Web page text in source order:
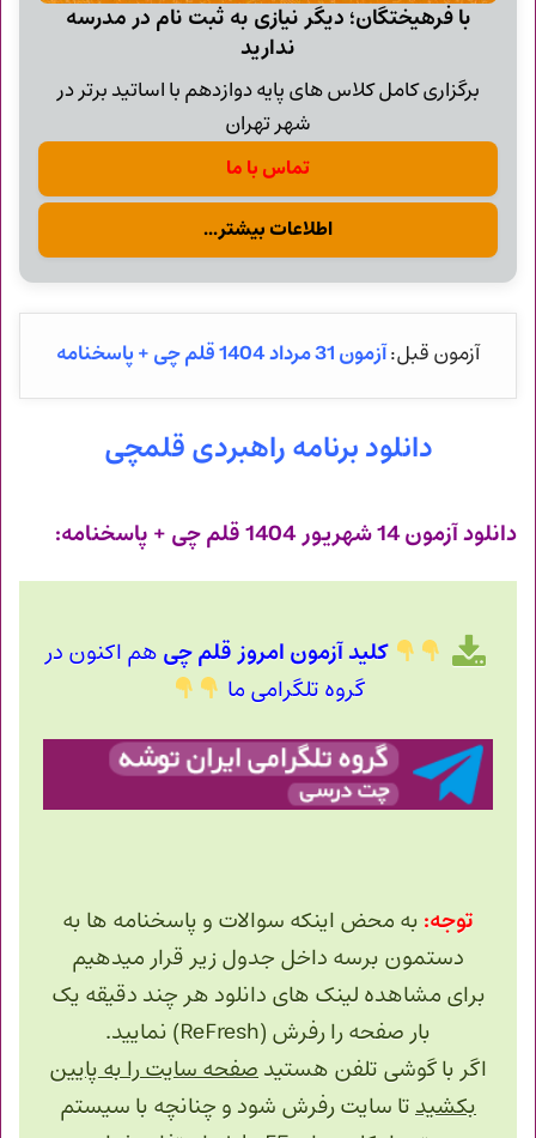
با فرهیختگان؛ دیگر نیازی به ثبت نام در مدرسه
ندارید
برگزاری کامل کلاس های پایه دوازدهم با اساتید برتر در
شهر تهران
تماس با ما
اطلاعات بیشتر...
آزمون قبل:آزمون 31 مرداد 1404 قلم چی + پاسخنامه
دانلود برنامه راهبردی قلمچی
دانلود آزمون 14 شهریور 1404 قلم چی + پاسخنامه:
کلید آزمون امروز قلم چی هم اکنون در
گروه تلگرامی ما
توجه: به محض اینکه سوالات و پاسخنامه ها به
دستمون برسه داخل جدول زیر قرار میدهیم
برای مشاهده لینک های دانلود هر چند دقیقه یک
بار صفحه را رفرش (ReFresh) نمایید.
اگر با گوشی تلفن هستیدصفحه سایت را به پایین
بکشیدتا سایت رفرش شود و چنانچه با سیستم